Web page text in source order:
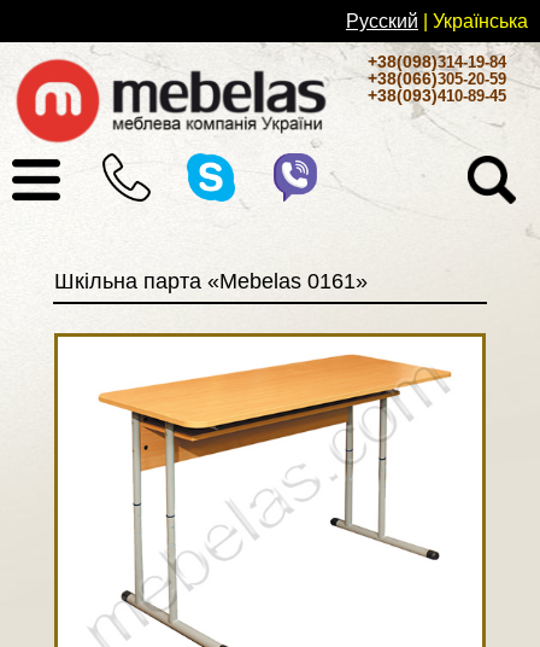
Русский | Українськa
+38(098)314-19-84
+38(066)305-20-59
+38(093)410-89-45
Шкільна парта «Mebelas 0161»